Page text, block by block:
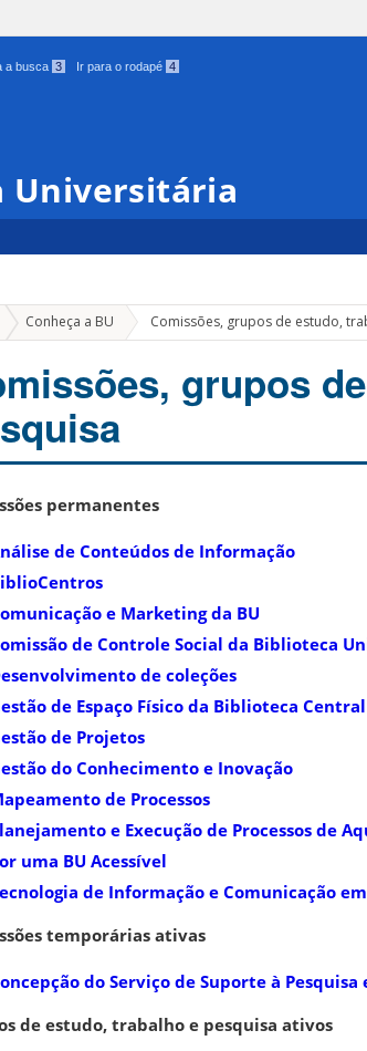
a busca 3 Ir para o rodapé 4
Universitária
Conheça a BU Comissões, grupos de estudo,
grupos
permanentes
de Conteúdos de Informação
e Marketing da BU
de Controle Social da Biblioteca
de coleções
de Espaço Físico da Biblioteca Central
de Projetos
do Conhecimento e Inovação
de Processos
e Execução de Processos de
uma BU Acessível
de Informação e Comunicação
temporárias ativas
do Serviço de Suporte à
de estudo, trabalho e pesquisa ativos